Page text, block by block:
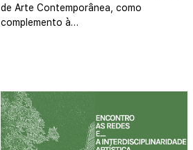
de Arte Contemporânea, como
complemento à…